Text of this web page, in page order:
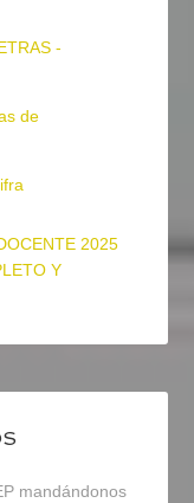
-
de
2025
Y
mandándonos